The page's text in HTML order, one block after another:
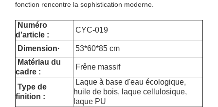
fonction rencontre la sophistication moderne.
Numéro
d'article :
CYC-019
Dimension·
53*60*85 cm
Matériau du
cadre :
Frêne massif
Type de
finition :
Laque à base d'eau écologique,
huile de bois, laque cellulosique,
laque PU